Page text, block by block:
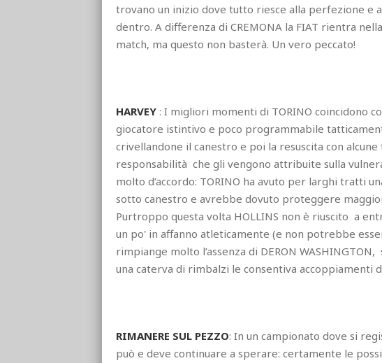
trovano un inizio dove tutto riesce alla perfezione e
dentro. A differenza di CREMONA la FIAT rientra
match, ma questo non basterà. Un vero peccato!
HARVEY : I migliori momenti di TORINO coincidono
giocatore istintivo e poco programmabile
crivellandone il canestro e poi la resuscita con
responsabilità che gli vengono attribuite sulla
molto d’accordo: TORINO ha avuto per larghi tratti
sotto canestro e avrebbe dovuto proteggere
Purtroppo questa volta HOLLINS non è riuscito a
un po' in affanno atleticamente (e non potrebbe
rimpiange molto l’assenza di DERON
una caterva di rimbalzi le consentiva accoppiamenti
RIMANERE SUL PEZZO: In un campionato dove si
può e deve continuare a sperare: certamente le